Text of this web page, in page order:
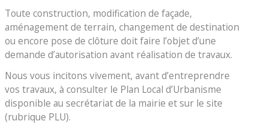
Toute construction, modification de façade,
aménagement de terrain, changement de destination
ou encore pose de clôture doit faire l’objet d’une
demande d’autorisation avant réalisation de travaux.
Nous vous incitons vivement, avant d’entreprendre
vos travaux, à consulter le Plan Local d’Urbanisme
disponible au secrétariat de la mairie et sur le site
(rubrique PLU).